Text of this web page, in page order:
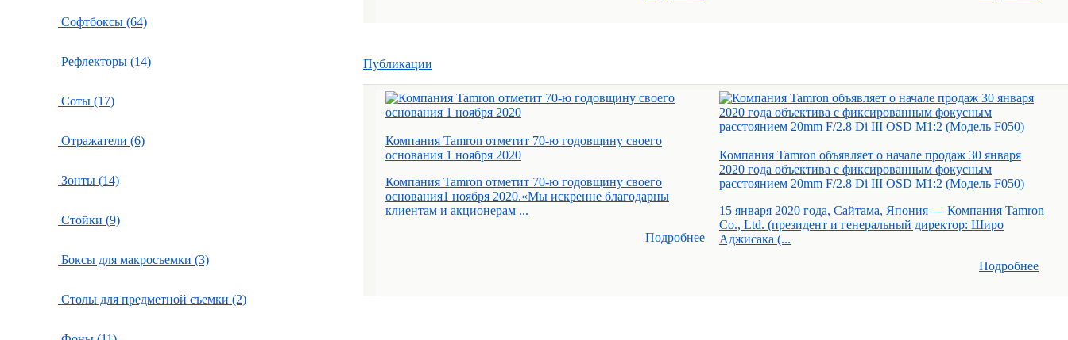
Софтбоксы (64)
Рефлекторы (14)
Соты (17)
Отражатели (6)
Зонты (14)
Стойки (9)
Боксы для макросъемки (3)
Столы для предметной съемки (2)
Публикации
Компания Tamron отметит 70-ю годовщину своего
основания 1 ноября 2020
Компания Tamron отметит 70-ю годовщину своего
основания1 ноября 2020.«Мы искренне благодарны
клиентам и акционерам ...
Подробнее
Компания Tamron объявляет о начале продаж 30 января
2020 года объектива с фиксированным фокусным
расстоянием 20mm F/2.8 Di III OSD M1:2 (Модель F050)
15 января 2020 года, Сайтама, Япония — Компания Tamron
Co., Ltd. (президент и генеральный директор: Широ
Аджисака (...
Подробнее